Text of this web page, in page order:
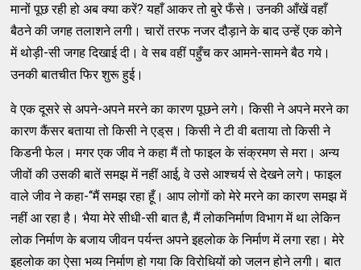
मानों पूछ रही हो अब क्‍या करें? यहाँ आकर तो बुरे फँसे। उनकी आँखें वहाँ
बैठने की जगह तलाशने लगी। चारों तरफ नजर दौड़ाने के बाद उन्‍हें एक कोने
में थोड़ी-सी जगह दिखाई दी। वे सब वहीं पहुँच कर आमने-सामने बैठ गये।
उनकी बातचीत फिर शुरू हुई।
वे एक दूसरे से अपने-अपने मरने का कारण पूछने लगे। किसी ने अपने मरने का
कारण कैंसर बताया तो किसी ने एड्‌स। किसी ने टी वी बताया तो किसी ने
किडनी फेल। मगर एक जीव ने कहा मैं तो फाइल के संक्रमण से मरा। अन्‍य
जीवों की उसकी बातें समझ में नहीं आई, वे उसे आश्‍चर्य से देखने लगे। फाइल
वाले जीव ने कहा-‘‘मैं समझ रहा हूँ। आप लोगों को मेरे मरने का कारण समझ में
नहीं आ रहा है। भैया मेरे सीधी-सी बात है, मैं लोकनिर्माण विभाग में था लेकिन
लोक निर्माण के बजाय जीवन पर्यन्‍त अपने इहलोक के निर्माण में लगा रहा। मेरे
इहलोक का ऐसा भव्‍य निर्माण हो गया कि विरोधियों को जलन होने लगी। बात